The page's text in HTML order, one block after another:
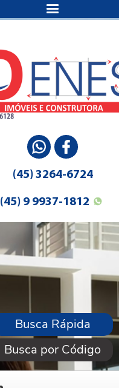
(45) 3264-6724
(45) 9 9937-1812
Busca Rápida
Busca por Código